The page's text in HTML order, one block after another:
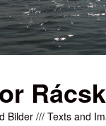
Bilder /// Texts and